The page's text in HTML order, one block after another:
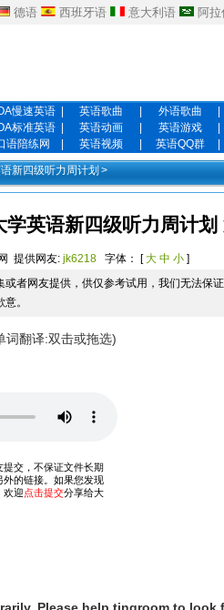
德语 西班牙语 意大利语 阿
慢速英语 英语歌曲 外语歌曲
标准英语 英语动画 英语游戏
语陪练网 英语视频 英语QQ群
新四级听力周计划 >
学英语新四级听力周计划
提供网友: jk6218 字体： [大 中 小 ]
者网友提供，供仅参考试用，我们无法保
。
词翻译:双击或拖选)